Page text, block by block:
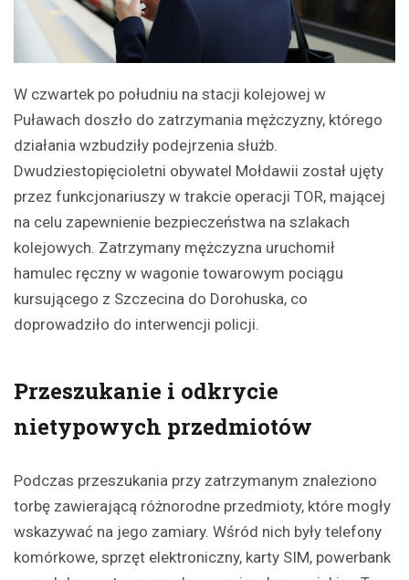
W czwartek po południu na stacji kolejowej w
Puławach doszło do zatrzymania mężczyzny, którego
działania wzbudziły podejrzenia służb.
Dwudziestopięcioletni obywatel Mołdawii został ujęty
przez funkcjonariuszy w trakcie operacji TOR, mającej
na celu zapewnienie bezpieczeństwa na szlakach
kolejowych. Zatrzymany mężczyzna uruchomił
hamulec ręczny w wagonie towarowym pociągu
kursującego z Szczecina do Dorohuska, co
doprowadziło do interwencji policji.
Przeszukanie i odkrycie
nietypowych przedmiotów
Podczas przeszukania przy zatrzymanym znaleziono
torbę zawierającą różnorodne przedmioty, które mogły
wskazywać na jego zamiary. Wśród nich były telefony
komórkowe, sprzęt elektroniczny, karty SIM, powerbank